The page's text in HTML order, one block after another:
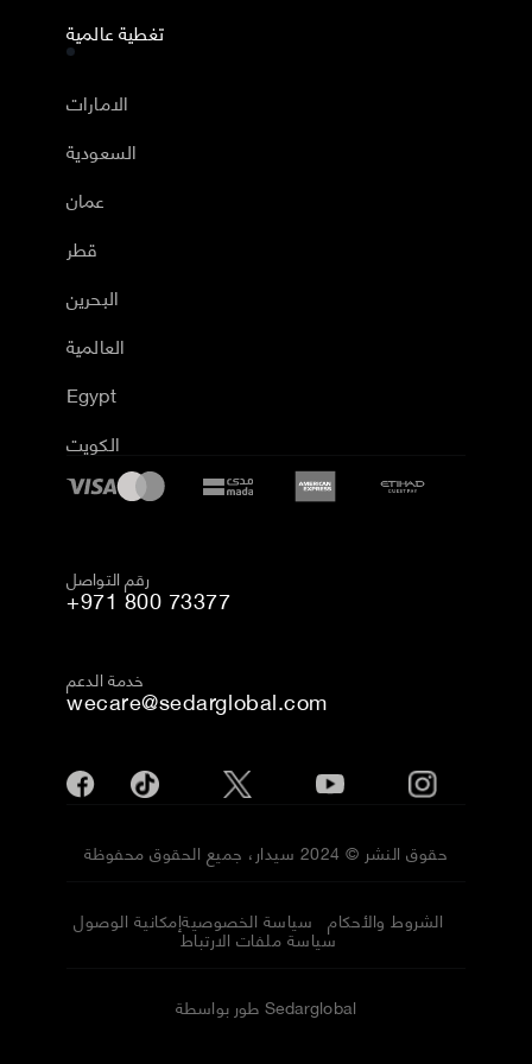
تغطية عالمية
الامارات
السعودية
عمان
قطر
البحرين
العالمية
Egypt
الكويت
رقم التواصل
+971 800 73377
خدمة الدعم
wecare@sedarglobal.com
حقوق النشر © 2024 سيدار، جميع الحقوق محفوظة
إمكانية الوصولسياسة الخصوصية الشروط والأحكام
سياسة ملفات الارتباط
طور بواسطة Sedarglobal